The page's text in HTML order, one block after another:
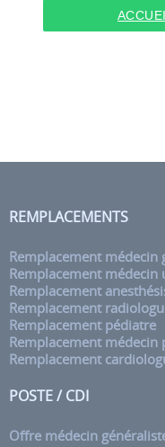
REMPLACEMENTS
Remplacement médecin
Remplacement médecin
Remplacement
Remplacement
Remplacement pédiatre
Remplacement médecin
Remplacement
POSTE / CDI
Offre médecin